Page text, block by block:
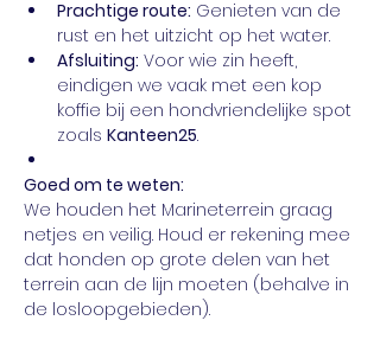
Prachtige route: Genieten van de
rust en het uitzicht op het water.
Afsluiting: Voor wie zin heeft,
eindigen we vaak met een kop
koffie bij een hondvriendelijke spot
zoals Kanteen25.
Goed om te weten:
We houden het Marineterrein graag
netjes en veilig. Houd er rekening mee
dat honden op grote delen van het
terrein aan de lijn moeten (behalve in
de losloopgebieden).